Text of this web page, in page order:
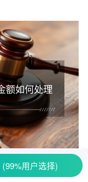
额如何处理
反担保是常被用
(99%用户选择)